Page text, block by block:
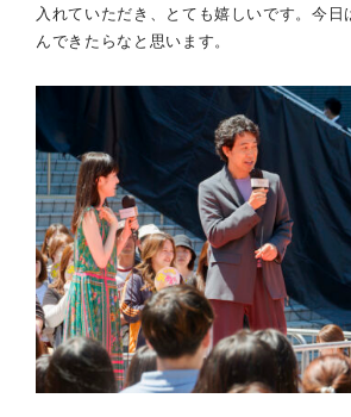
入れていただき、とても嬉しいです。今日
んできたらなと思います。